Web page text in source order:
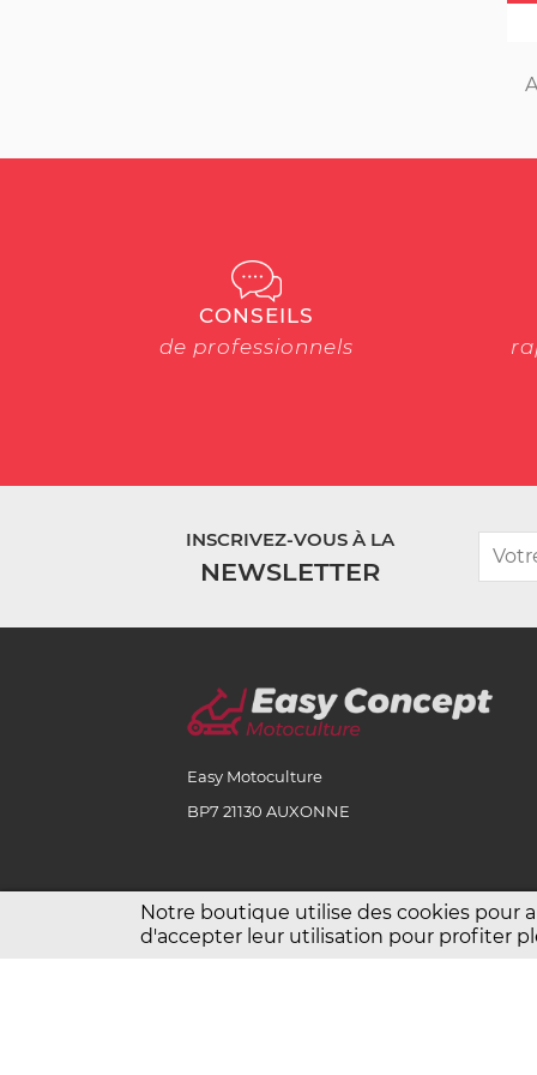
Notre boutique utilise des cookies pour
d'accepter leur utilisation pour profiter
CONSEILS
de professionnels
INSCRIVEZ-VOUS À LA
NEWSLETTER
Easy Motoculture
BP7 21130 AUXONNE